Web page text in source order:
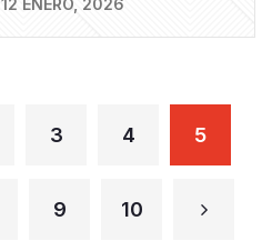
12 ENERO, 2026
3 4 5
9 10